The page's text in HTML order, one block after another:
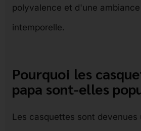
polyvalence et d'une
intemporelle.
Pourquoi les
papa sont-elles
Les casquettes sont devenues